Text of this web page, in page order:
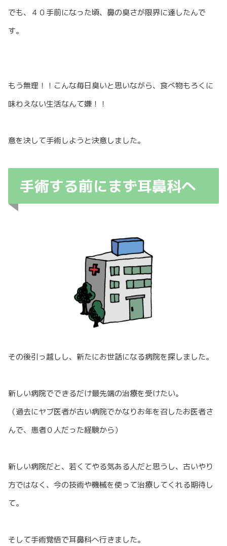
でも、４０手前になった頃、鼻の臭さが限界に達したんで
す。
もう無理！！こんな毎日臭いと思いながら、食べ物もろくに
味わえない生活なんて嫌！！
意を決して手術しようと決意しました。
手術する前にまず耳鼻科へ
その後引っ越しし、新たにお世話になる病院を探しました。
新しい病院でできるだけ最先端の治療を受けたい。
（過去にヤブ医者が古い病院でかなりお年を召したお医者さ
んで、患者０人だった経験から）
新しい病院だと、若くてやる気ある人だと思うし、古いやり
方ではなく、今の技術や機械を使って治療してくれる期待し
て。
そして手術覚悟で耳鼻科へ行きました。